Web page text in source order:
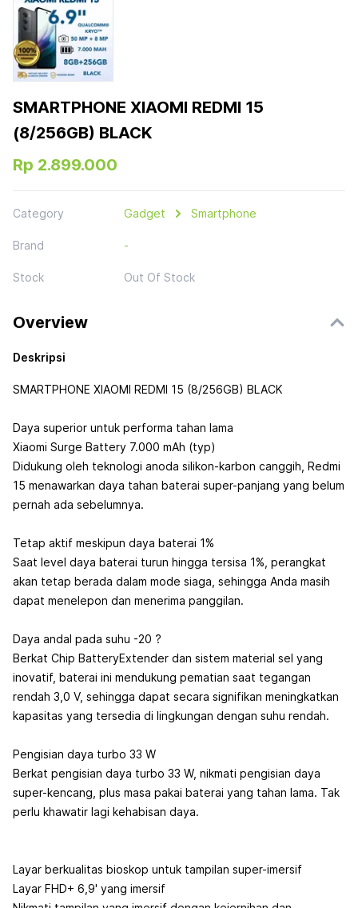
SMARTPHONE XIAOMI REDMI 15
(8/256GB) BLACK
Rp 2.899.000
Category Gadget Smartphone
Brand -
Stock Out Of Stock
Overview
Deskripsi
SMARTPHONE XIAOMI REDMI 15 (8/256GB) BLACK
Daya superior untuk performa tahan lama
Xiaomi Surge Battery 7.000 mAh (typ)
Didukung oleh teknologi anoda silikon-karbon canggih, Redmi
15 menawarkan daya tahan baterai super-panjang yang belum
pernah ada sebelumnya.
Tetap aktif meskipun daya baterai 1%
Saat level daya baterai turun hingga tersisa 1%, perangkat
akan tetap berada dalam mode siaga, sehingga Anda masih
dapat menelepon dan menerima panggilan.
Daya andal pada suhu -20 ?
Berkat Chip BatteryExtender dan sistem material sel yang
inovatif, baterai ini mendukung pematian saat tegangan
rendah 3,0 V, sehingga dapat secara signifikan meningkatkan
kapasitas yang tersedia di lingkungan dengan suhu rendah.
Pengisian daya turbo 33 W
Berkat pengisian daya turbo 33 W, nikmati pengisian daya
super-kencang, plus masa pakai baterai yang tahan lama. Tak
perlu khawatir lagi kehabisan daya.
Layar berkualitas bioskop untuk tampilan super-imersif
Layar FHD+ 6,9' yang imersif